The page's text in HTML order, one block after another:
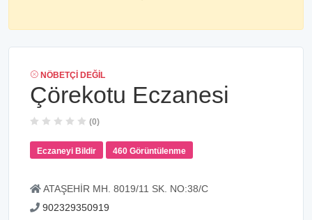
NÖBETÇI DEĞIL
Çörekotu Eczanesi
(0)
Eczaneyi Bildir 460 Görüntülenme
ATAŞEHİR MH. 8019/11 SK. NO:38/C
902329350919